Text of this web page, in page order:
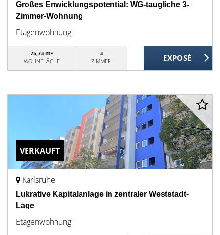
Großes Enwicklungspotential: WG-taugliche 3-
Zimmer-Wohnung
Etagenwohnung
75,73 m²
WOHNFLÄCHE
3
ZIMMER
VERKAUFT
Karlsruhe
Lukrative Kapitalanlage in zentraler Weststadt-
Lage
Etagenwohnung